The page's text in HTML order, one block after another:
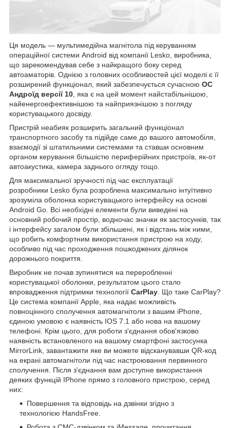
Ця модель — мультимедійна магнітола під керуванням
операційної системи Android від компанії Lesko, виробника,
що зарекомендував себе з найкращого боку серед
автоаматорів. Однією з головних особливостей цієї моделі є її
розширений функціонал, який забезпечується сучасною ОС
Андроїд версії 10, яка є на цей момент найстабільнішою,
найенергоефективнішою та найприязнішою з погляду
користувацького досвіду.
Пристрій неабияк розширить загальний функціонал
транспортного засобу та підійде саме до вашого автомобіля,
взаємодії зі штатильними системами та ставши основним
органом керування більшістю периферійних пристроїв, як-от
автоакустика, камера заднього огляду тощо.
Для максимальної зручності під час експлуатації
розробники Lesko була розроблена максимально інтуїтивно
зрозуміла оболонка користувацького інтерфейсу на основі
Android Go. Всі необхідні елементи були виведені на
основний робочий простір, водночас значки як застосунків, так
і інтерфейсу загалом були збільшені, як і відстань між ними,
що робить комфортним використання пристрою на ходу,
особливо під час проходження пошкоджених ділянок
дорожнього покриття.
Виробник не почав зупинятися на переробленні
користувацької оболонки, результатом цього стало
впровадження підтримки технології CarPlay. Що таке CarPlay?
Це система компанії Apple, яка надає можливість
повноцінного сполучення автомагнітоли з вашим iPhone,
єдиною умовою є наявність IOS 7.1 або нова на вашому
телефоні. Крім цього, для роботи з'єднання обов'язково
наявність встановленого на вашому смартфоні застосунка
MirrorLink, завантажити яке ви можете відсканувавши QR-код
на екрані автомагнітоли під час настроювання первинного
сполучення. Після з'єднання вам доступне використання
деяких функцій IPhone прямо з головного пристрою, серед
них:
Повершення та відповідь на дзвінки згідно з
технологією HandsFree.